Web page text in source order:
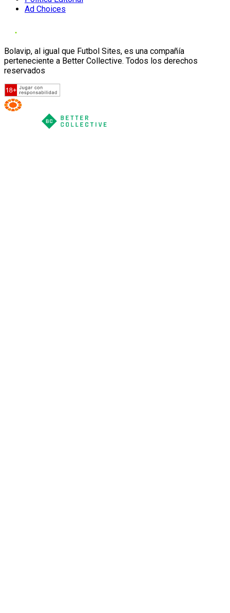
Ad Choices
Bolavip, al igual que Futbol Sites, es una compañía
perteneciente a Better Collective. Todos los derechos
reservados